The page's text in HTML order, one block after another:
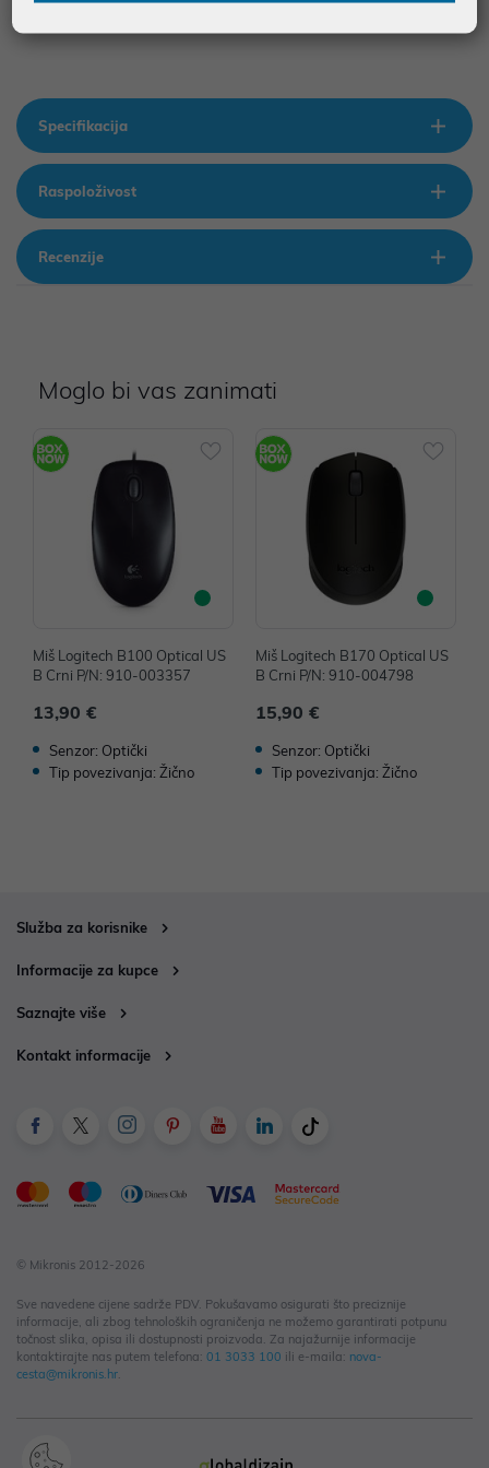
Specifikacija
Raspoloživost
Recenzije
Moglo bi vas zanimati
Miš Logitech B100 Optical US
B Crni P/N: 910-003357
13,90 €
Senzor: Optički
Tip povezivanja: Žično
Miš Logitech B170 Optical US
B Crni P/N: 910-004798
15,90 €
Senzor: Optički
Tip povezivanja: Žično
Služba za korisnike
Informacije za kupce
Saznajte više
Kontakt informacije
© Mikronis 2012-2026
Sve navedene cijene sadrže PDV. Pokušavamo osigurati što preciznije
informacije, ali zbog tehnoloških ograničenja ne možemo garantirati potpunu
točnost slika, opisa ili dostupnosti proizvoda. Za najažurnije informacije
kontaktirajte nas putem telefona: 01 3033 100 ili e-maila: nova-
cesta@mikronis.hr.